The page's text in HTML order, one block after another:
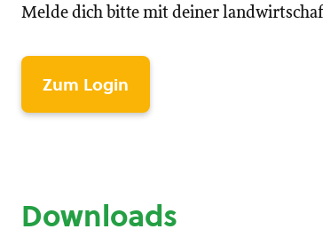
Melde dich bitte mit deiner
Zum Login
Downloads